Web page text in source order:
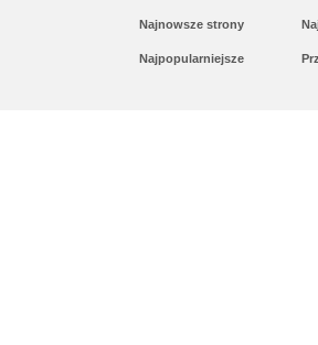
Najnowsze strony
Najpopularniejsze